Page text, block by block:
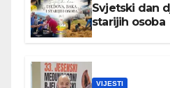
Svjetski dan
starijih osoba
VIJESTI